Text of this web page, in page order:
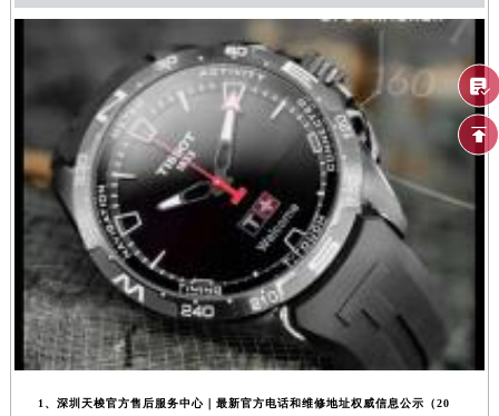
1、深圳天梭官方售后服务中心｜最新官方电话和维修地址权威信息公示（20